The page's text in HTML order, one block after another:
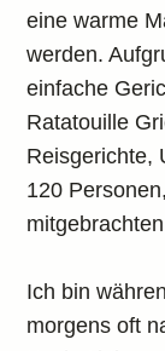
eine warme
werden.
einfache
Ratatouille
Reisgerichte,
120
Ich bin
morgens oft